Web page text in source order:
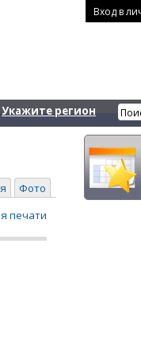
Вход в
Укажите регион
Фото
печати